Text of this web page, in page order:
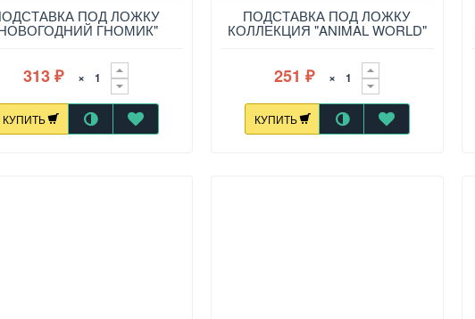
ПОД ЛОЖКУ
ГНОМИК"
22,5*9,5*2,1 СМ, 493-763
313 ₽ ×
КУПИТЬ
ПОДСТАВКА ПОД ЛОЖКУ
КОЛЛЕКЦИЯ "ANIMAL WORLD"
15*11,5*2,5 СМ, 155-627
251₽ ×
КУПИТЬ